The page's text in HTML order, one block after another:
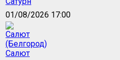
01/08/2026 17:00
Салют